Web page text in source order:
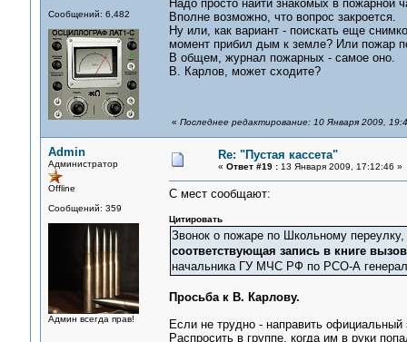
Сообщений: 6,482
Надо просто найти знакомых в пожарной
Вполне возможно, что вопрос закроется.
Ну или, как вариант - поискать еще
момент прибил дым к земле? Или пожар
В общем, журнал пожарных - самое оно.
В. Карлов, может сходите?
« Последнее редактирование: 10 Января 2009,
Admin
Администратор
Offline
Сообщений: 359
Админ всегда прав!
Re: "Пустая кассета"
« Ответ #19 :13 Января 2009, 17:12:46 »
С мест сообщают:
Цитировать
Звонок о пожаре по Школьному
соответствующая запись в книге
начальника ГУ МЧС РФ по РСО-А
Просьба к В. Карлову.
Если не трудно - направить официальный
Распросить в группе, когда им в руки